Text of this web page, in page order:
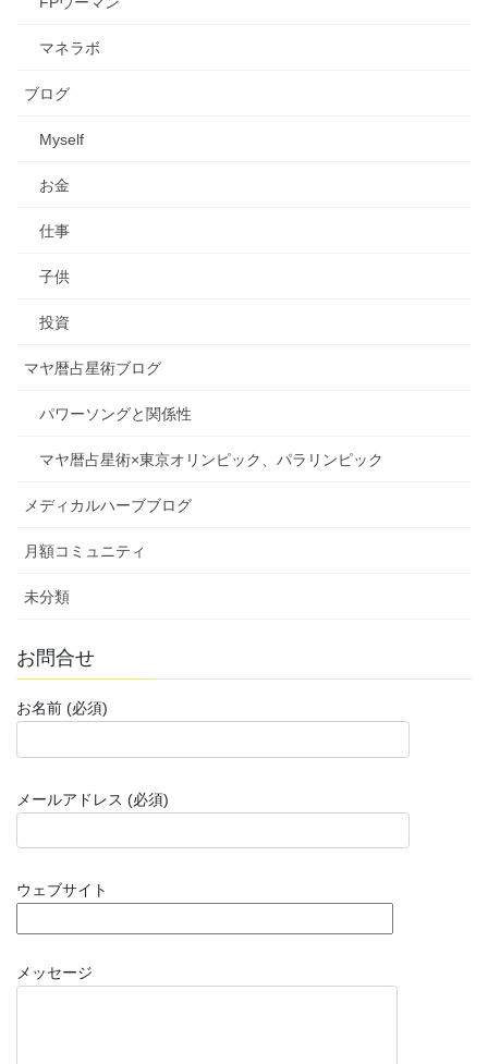
マネラボ
ブログ
Myself
お金
仕事
子供
投資
マヤ暦占星術ブログ
パワーソングと関係性
マヤ暦占星術×東京オリンピック、パラリンピック
メディカルハーブブログ
月額コミュニティ
未分類
お問合せ
お名前 (必須)
メールアドレス (必須)
ウェブサイト
メッセージ